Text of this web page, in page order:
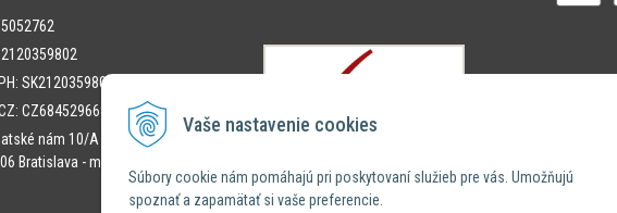
Vaše nastavenie cookies
Súbory cookie nám pomáhajú pri poskytovaní služieb pre vás. Umožňujú
spoznať a zapamätať si vaše preferencie.
5052762
2120359802
SK2120359802
CZ684529668
nám 10/A
Bratislava - mestská časť Rača